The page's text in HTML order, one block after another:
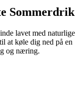
Sommerdrik
lavet med naturlige
at køle dig ned på en
og næring.